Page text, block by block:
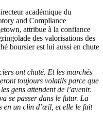
académique du
and Compliance
attribue à la confiance
des valorisations des
boursier est lui aussi en chute
ont chuté. Et les marchés
toujours volatils parce que
gens attendent de l’avenir.
se passer dans le futur. La
en un clin d’œil, et elle le fait